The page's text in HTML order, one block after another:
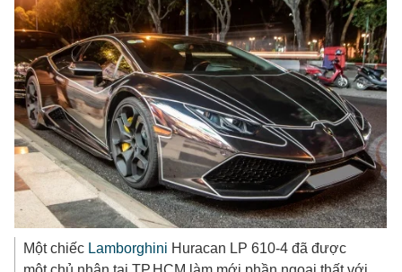
Một chiếc Lamborghini Huracan LP 610-4 đã được